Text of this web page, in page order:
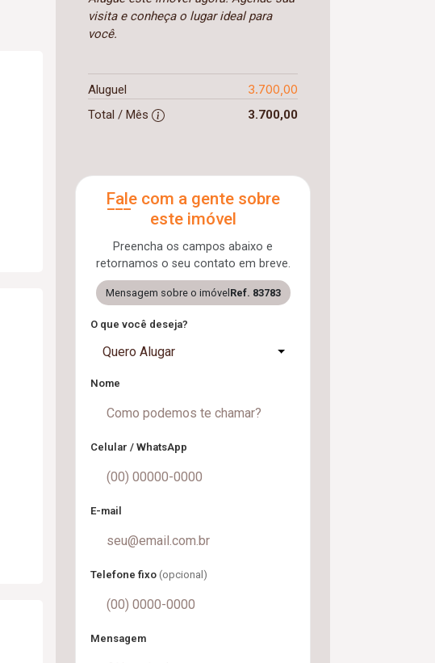
visita e conheça o lugar ideal para
você.
Aluguel 3.700,00
Total / Mês 3.700,00
Fale com a gente sobre
este imóvel
Preencha os campos abaixo e
retornamos o seu contato em breve.
Mensagem sobre o imóvel Ref. 83783
O que você deseja?
Quero Alugar
Nome
Celular / WhatsApp
E-mail
Telefone fixo (opcional)
Mensagem